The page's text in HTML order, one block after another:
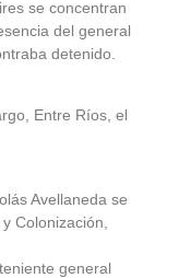
se concentran
del general
detenido.
Entre Ríos, el
Avellaneda se
Colonización,
general